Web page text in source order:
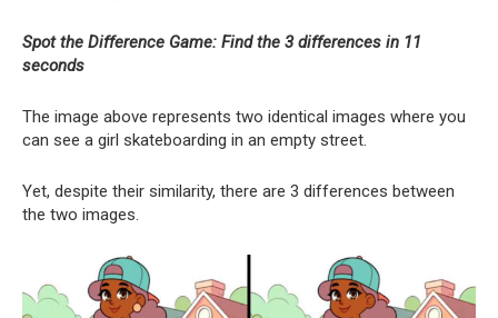
Spot the Difference Game: Find the 3 differences in 11
seconds
The image above represents two identical images where you
can see a girl skateboarding in an empty street.
Yet, despite their similarity, there are 3 differences between
the two images.